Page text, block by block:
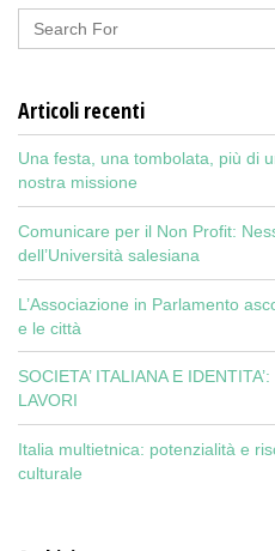
Articoli recenti
Una festa, una tombolata, più di
nostra missione
Comunicare per il Non Profit:
dell’Università salesiana
L’Associazione in Parlamento
e le città
SOCIETA’ ITALIANA E
LAVORI
Italia multietnica: potenzialità e
culturale